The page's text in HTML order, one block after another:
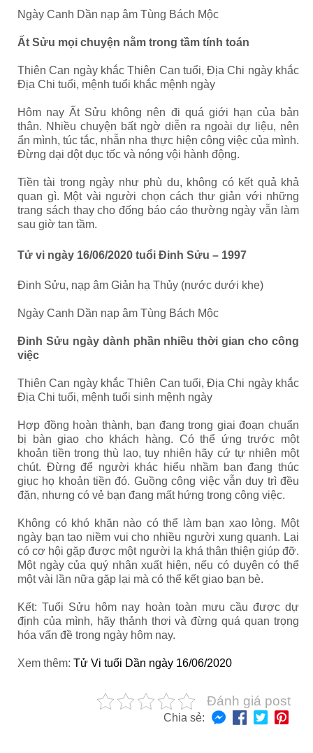
Ngày Canh Dần nạp âm Tùng Bách Mộc
Ất Sửu mọi chuyện nằm trong tầm tính toán
Thiên Can ngày khắc Thiên Can tuổi, Địa Chi ngày khắc
Địa Chi tuổi, mệnh tuổi khắc mệnh ngày
Hôm nay Ất Sửu không nên đi quá giới hạn của bản
thân. Nhiều chuyện bất ngờ diễn ra ngoài dự liệu, nên
ẩn mình, túc tắc, nhẫn nha thực hiện công việc của mình.
Đừng dại dột dục tốc và nóng vội hành động.
Tiền tài trong ngày như phù du, không có kết quả khả
quan gì. Một vài người chọn cách thư giản với những
trang sách thay cho đống báo cáo thường ngày vẫn làm
sau giờ tan tầm.
Tử vi ngày 16/06/2020 tuổi Đinh Sửu – 1997
Đinh Sửu, nạp âm Giản hạ Thủy (nước dưới khe)
Ngày Canh Dần nạp âm Tùng Bách Mộc
Đinh Sửu ngày dành phần nhiều thời gian cho công
việc
Thiên Can ngày khắc Thiên Can tuổi, Địa Chi ngày khắc
Địa Chi tuổi, mệnh tuổi sinh mệnh ngày
Hợp đồng hoàn thành, bạn đang trong giai đoạn chuẩn
bị bàn giao cho khách hàng. Có thể ứng trước một
khoản tiền trong thù lao, tuy nhiên hãy cứ tự nhiên một
chút. Đừng để người khác hiểu nhầm bạn đang thúc
giục họ khoản tiền đó. Guồng công việc vẫn duy trì đều
đặn, nhưng có vẻ bạn đang mất hứng trong công việc.
Không có khó khăn nào có thể làm bạn xao lòng. Một
ngày bạn tạo niềm vui cho nhiều người xung quanh. Lại
có cơ hội gặp được một người lạ khá thân thiện giúp đỡ.
Một ngày của quý nhân xuất hiện, nếu có duyên có thể
một vài lần nữa gặp lại mà có thể kết giao bạn bè.
Kết: Tuổi Sửu hôm nay hoàn toàn mưu cầu được dự
định của mình, hãy thảnh thơi và đừng quá quan trọng
hóa vấn đề trong ngày hôm nay.
Xem thêm: Tử Vi tuổi Dần ngày 16/06/2020
Đánh giá post
Chia sẻ: